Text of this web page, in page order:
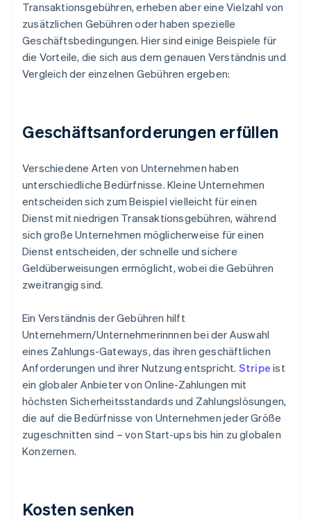
Transaktionsgebühren, erheben aber eine Vielzahl von
zusätzlichen Gebühren oder haben spezielle
Geschäftsbedingungen. Hier sind einige Beispiele für
die Vorteile, die sich aus dem genauen Verständnis und
Vergleich der einzelnen Gebühren ergeben:
Geschäftsanforderungen erfüllen
Verschiedene Arten von Unternehmen haben
unterschiedliche Bedürfnisse. Kleine Unternehmen
entscheiden sich zum Beispiel vielleicht für einen
Dienst mit niedrigen Transaktionsgebühren, während
sich große Unternehmen möglicherweise für einen
Dienst entscheiden, der schnelle und sichere
Geldüberweisungen ermöglicht, wobei die Gebühren
zweitrangig sind.
Ein Verständnis der Gebühren hilft
Unternehmern/Unternehmerinnnen bei der Auswahl
eines Zahlungs-Gateways, das ihren geschäftlichen
Anforderungen und ihrer Nutzung entspricht. Stripe ist
ein globaler Anbieter von Online-Zahlungen mit
höchsten Sicherheitsstandards und Zahlungslösungen,
die auf die Bedürfnisse von Unternehmen jeder Größe
zugeschnitten sind – von Start-ups bis hin zu globalen
Konzernen.
Kosten senken